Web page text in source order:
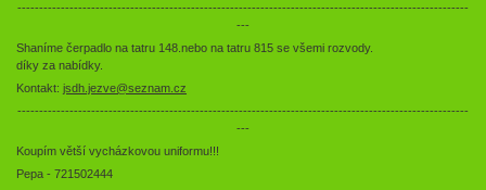
--------------------------------------------------------------------------------------------------------
---
Shaníme čerpadlo na tatru 148.nebo na tatru 815 se všemi rozvody.
díky za nabídky.
Kontakt: jsdh.jezve@seznam.cz
--------------------------------------------------------------------------------------------------------
---
Koupím větší vycházkovou uniformu!!!
Pepa - 721502444